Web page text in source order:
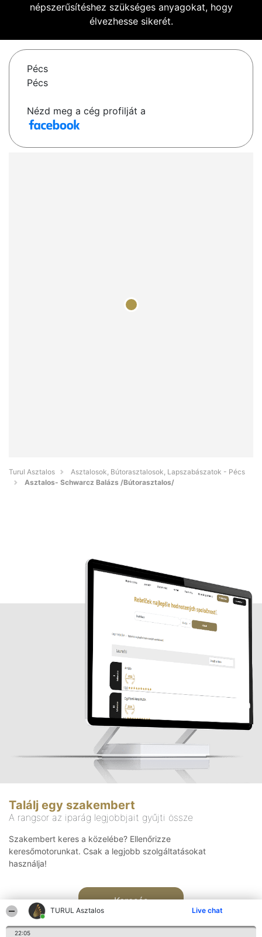
TURUL Asztalos Live chat
22:05
népszerűsítéshez szükséges anyagokat, hogy
élvezhesse sikerét.
Pécs
Pécs
Nézd meg a cég profilját a
Turul Asztalos
Asztalosok, Bútorasztalosok, Lapszabászatok - Pécs
Asztalos- Schwarcz Balázs /Bútorasztalos/
Találj egy szakembert
A rangsor az iparág legjobbjait gyűjti össze
Szakembert keres a közelébe? Ellenőrizze
keresőmotorunkat. Csak a legjobb szolgáltatásokat
használja!
Keresés